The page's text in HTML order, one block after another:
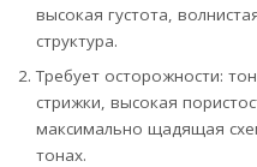
высокая густота,
структура.
Требует осторожности:
стрижки, высокая
максимально щадящая
тонах.